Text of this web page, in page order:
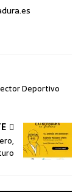
Deportivo